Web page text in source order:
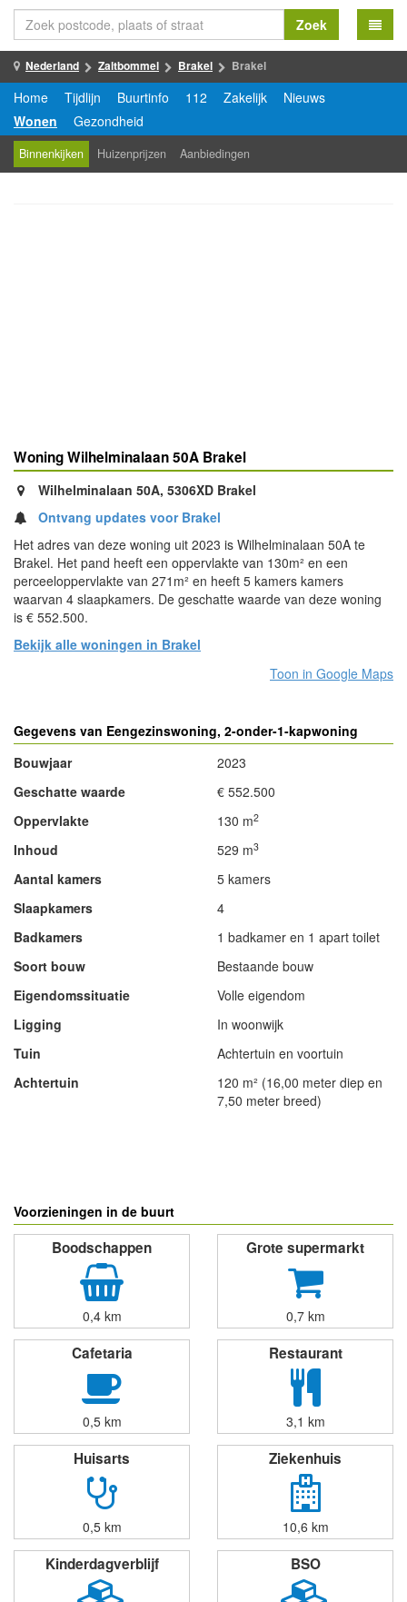
Zoek
Nederland Zaltbommel Brakel Brakel
Home Tijdlijn Buurtinfo 112 Zakelijk
Nieuws
Wonen
Gezondheid
Binnenkijken Huizenprijzen Aanbiedingen
Woning Wilhelminalaan 50A Brakel
Wilhelminalaan 50A, 5306XD Brakel
Ontvang updates voor Brakel
Het adres van deze woning uit 2023 is Wilhelminalaan 50A te
Brakel. Het pand heeft een oppervlakte van 130m² en een
perceeloppervlakte van 271m² en heeft 5 kamers kamers
waarvan 4 slaapkamers. De geschatte waarde van deze woning
is € 552.500.
Bekijk alle woningen in Brakel
Toon in Google Maps
Gegevens van Eengezinswoning, 2-onder-1-kapwoning
Bouwjaar
2023
Geschatte waarde
€ 552.500
Oppervlakte
130 m2
Inhoud 529 m3
Aantal kamers
5 kamers
Slaapkamers
4
Badkamers
1 badkamer en 1 apart toilet
Soort bouw
Bestaande bouw
Eigendomssituatie
Volle eigendom
Ligging
In woonwijk
Tuin
Achtertuin en voortuin
Achtertuin
120 m² (16,00 meter diep en
7,50 meter breed)
Voorzieningen in de buurt
Boodschappen
0,4 km
Grote supermarkt
0,7 km
Cafetaria
0,5 km
Restaurant
3,1 km
Huisarts
0,5 km
Ziekenhuis
10,6 km
Kinderdagverblijf BSO